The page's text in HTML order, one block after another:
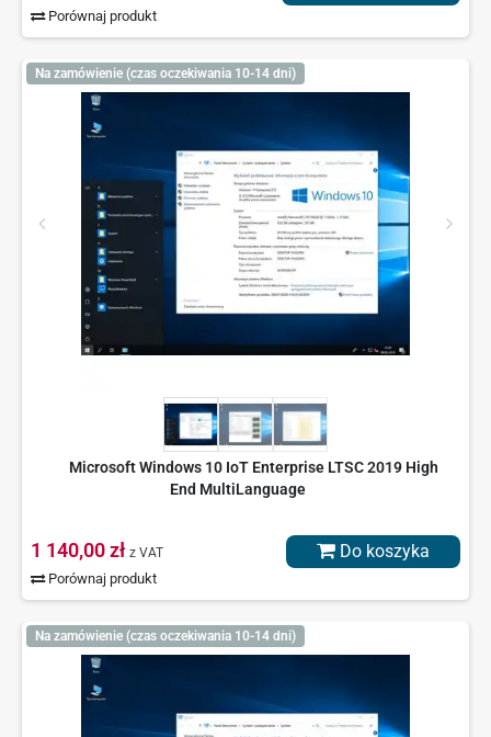
Porównaj produkt
Na zamówienie (czas oczekiwania 10-14 dni)
Microsoft Windows 10 IoT Enterprise LTSC 2019 High
End MultiLanguage
1 140,00 zł z VAT
Porównaj produkt
Do koszyka
Na zamówienie (czas oczekiwania 10-14 dni)